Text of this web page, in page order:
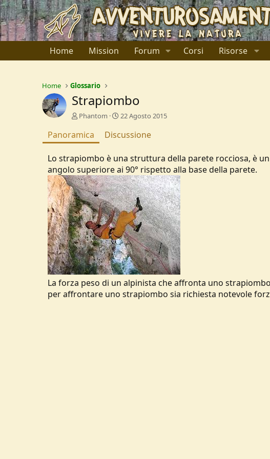
Home Mission Forum Corsi Risorse
Home Glossario
Strapiombo
A
t
o
e
Phantom
C
e
i
o
n
d
a
t
e
22 Agosto 2015
Panoramica Discussione
Lo strapiombo è una struttura della parete rocciosa, è
angolo superiore ai 90° rispetto alla base della parete.
La forza peso di un alpinista che affronta uno
per affrontare uno strapiombo sia richiesta notevole